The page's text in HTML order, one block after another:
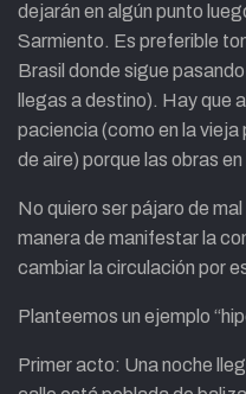
dejarán en algún punto
Sarmiento. Es preferible
Brasil donde sigue
llegas a destino). Hay que
paciencia (como en la
de aire) porque las obras
No quiero ser pájaro de
manera de manifestar la
cambiar la circulación por
Planteemos un ejemplo
Primer acto: Una noche